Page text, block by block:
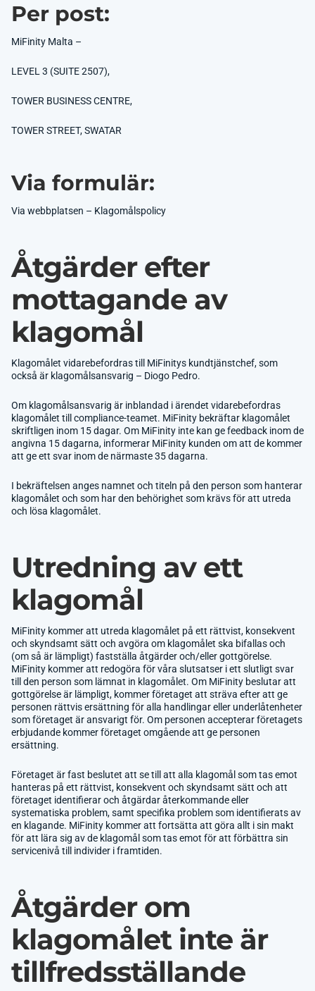
Per post:
MiFinity Malta –
LEVEL 3 (SUITE 2507),
TOWER BUSINESS CENTRE,
TOWER STREET, SWATAR
Via formulär:
Via webbplatsen – Klagomålspolicy
Åtgärder efter
mottagande av
klagomål
Klagomålet vidarebefordras till MiFinitys kundtjänstchef, som
också är klagomålsansvarig – Diogo Pedro.
Om klagomålsansvarig är inblandad i ärendet vidarebefordras
klagomålet till compliance-teamet. MiFinity bekräftar klagomålet
skriftligen inom 15 dagar. Om MiFinity inte kan ge feedback inom de
angivna 15 dagarna, informerar MiFinity kunden om att de kommer
att ge ett svar inom de närmaste 35 dagarna.
I bekräftelsen anges namnet och titeln på den person som hanterar
klagomålet och som har den behörighet som krävs för att utreda
och lösa klagomålet.
Utredning av ett
klagomål
MiFinity kommer att utreda klagomålet på ett rättvist, konsekvent
och skyndsamt sätt och avgöra om klagomålet ska bifallas och
(om så är lämpligt) fastställa åtgärder och/eller gottgörelse.
MiFinity kommer att redogöra för våra slutsatser i ett slutligt svar
till den person som lämnat in klagomålet. Om MiFinity beslutar att
gottgörelse är lämpligt, kommer företaget att sträva efter att ge
personen rättvis ersättning för alla handlingar eller underlåtenheter
som företaget är ansvarigt för. Om personen accepterar företagets
erbjudande kommer företaget omgående att ge personen
ersättning.
Företaget är fast beslutet att se till att alla klagomål som tas emot
hanteras på ett rättvist, konsekvent och skyndsamt sätt och att
företaget identifierar och åtgärdar återkommande eller
systematiska problem, samt specifika problem som identifierats av
en klagande. MiFinity kommer att fortsätta att göra allt i sin makt
för att lära sig av de klagomål som tas emot för att förbättra sin
servicenivå till individer i framtiden.
Åtgärder om
klagomålet inte är
tillfredsställande